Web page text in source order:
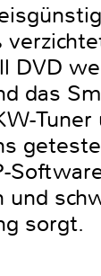
DVD
das
sorgt.